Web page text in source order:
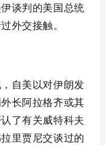
谈判的美国总统
外交接触。
自美以对伊朗发
长阿拉格齐或其
了有关威特科夫
里贾尼交谈过的